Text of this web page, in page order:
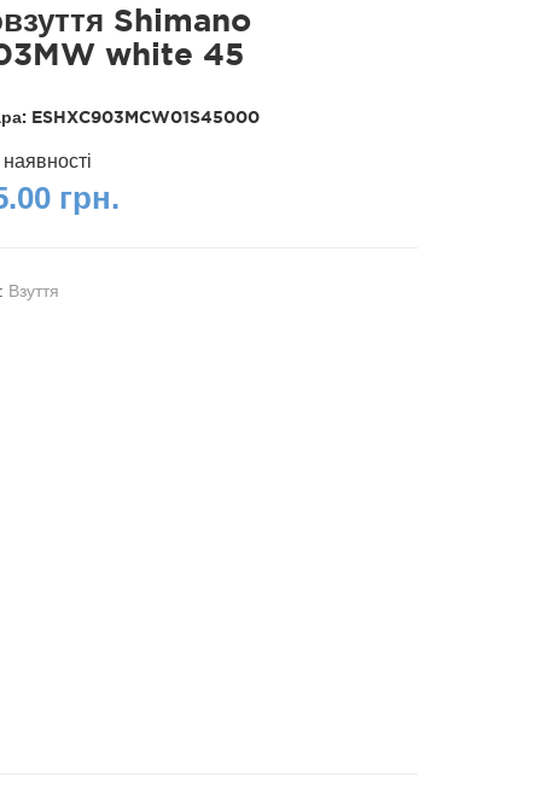
Shimano
white 45
ESHXC903MCW01S45000
грн.
Взуття